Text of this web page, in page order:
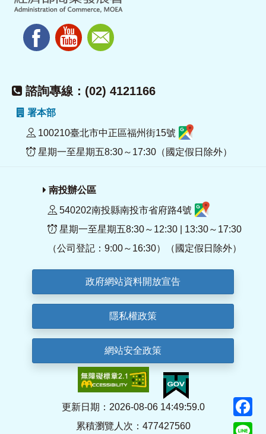
諮詢專線：(02) 4121166
署本部
100210臺北市中正區福州街15號
星期一至星期五8:30～17:30（國定假日除外）
南投辦公區
540202南投縣南投市省府路4號
星期一至星期五8:30～12:30 | 13:30～17:30
（公司登記：9:00～16:30）（國定假日除外）
政府網站資料開放宣告
隱私權政策
網站安全政策
更新日期：2026-08-06 14:49:59.0
累積瀏覽人次：477427560